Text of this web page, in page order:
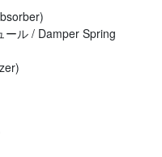
ール / Damper Spring